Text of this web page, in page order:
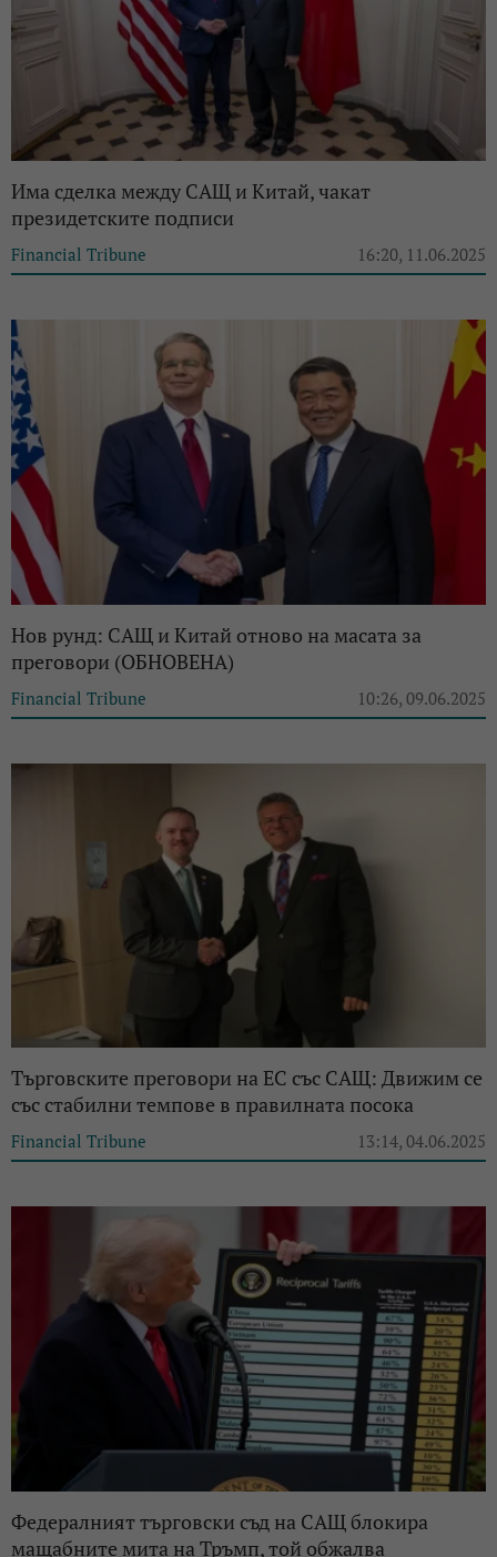
Има сделка между САЩ и Китай, чакат
президетските подписи
Financial Tribune 16:20, 11.06.2025
Нов рунд: САЩ и Китай отново на масата за
преговори (ОБНОВЕНА)
Financial Tribune 10:26, 09.06.2025
Търговските преговори на ЕС със САЩ: Движим се
със стабилни темпове в правилната посока
Financial Tribune 13:14, 04.06.2025
Федералният търговски съд на САЩ блокира
мащабните мита на Тръмп, той обжалва